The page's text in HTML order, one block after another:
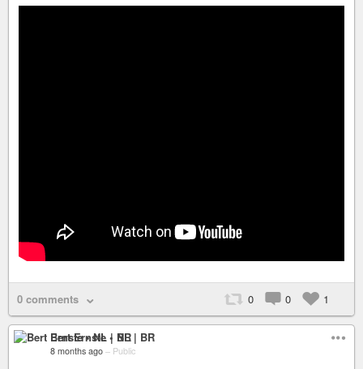
0 comments 0 0 1
Bert Ernste • NL | BR
8 months ago – Public